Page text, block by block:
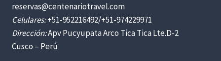
reservas@centenariotravel.com
Celulares:+51-952216492/+51-974229971
Dirección:Apv Pucyupata Arco Tica Tica Lte.D-2
Cusco – Perú